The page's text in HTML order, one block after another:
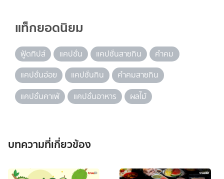
แท็กยอดนิยม
ฟู้ดทิปส์ แคปชั่น แคปชั่นสายกิน
คำคม
แคปชั่นอ่อย
แคปชั่นกิน
คำคมสายกิน
แคปชั่นคาเฟ่
แคปชั่นอาหาร ผลไม้
บทความที่เกี่ยวข้อง